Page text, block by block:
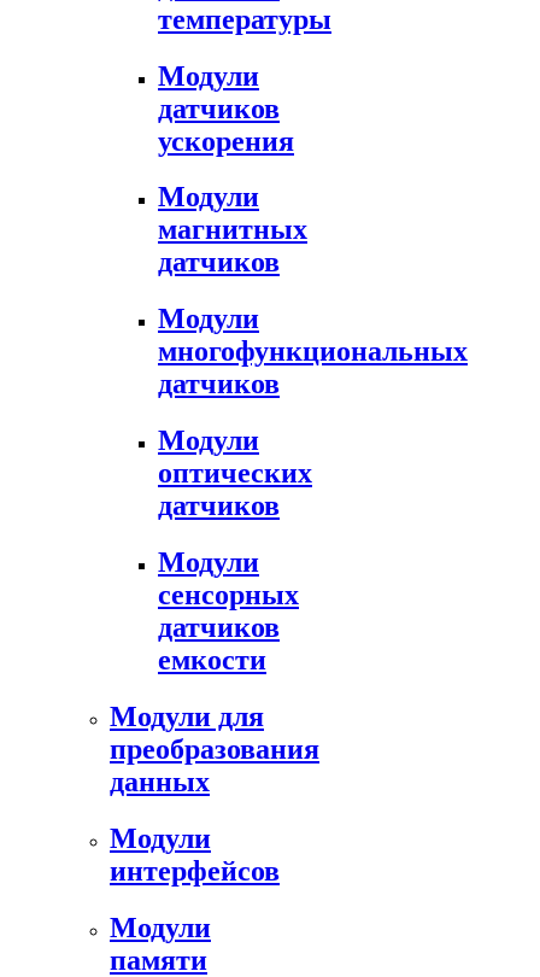
температуры
Модули
датчиков
ускорения
Модули
магнитных
датчиков
Модули
многофункциональных
датчиков
Модули
оптических
датчиков
Модули
сенсорных
датчиков
емкости
Модули для
преобразования
данных
Модули
интерфейсов
Модули
памяти